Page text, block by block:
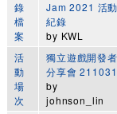
錄
檔
案
Jam 2021 活動
紀錄
by KWL
活
動
場
次
獨立遊戲開發者
分享會 211031
by
johnson_lin